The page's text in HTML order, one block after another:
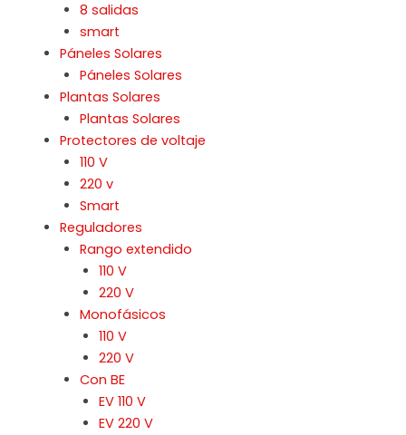
8 salidas
smart
Páneles Solares
Páneles Solares
Plantas Solares
Plantas Solares
Protectores de voltaje
110 V
220 v
Smart
Reguladores
Rango extendido
110 V
220 V
Monofásicos
110 V
220 V
Con BE
EV 110 V
EV 220 V